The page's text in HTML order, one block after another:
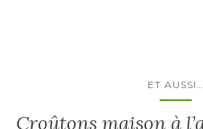
ET AUSSI…
Croûtons maison à